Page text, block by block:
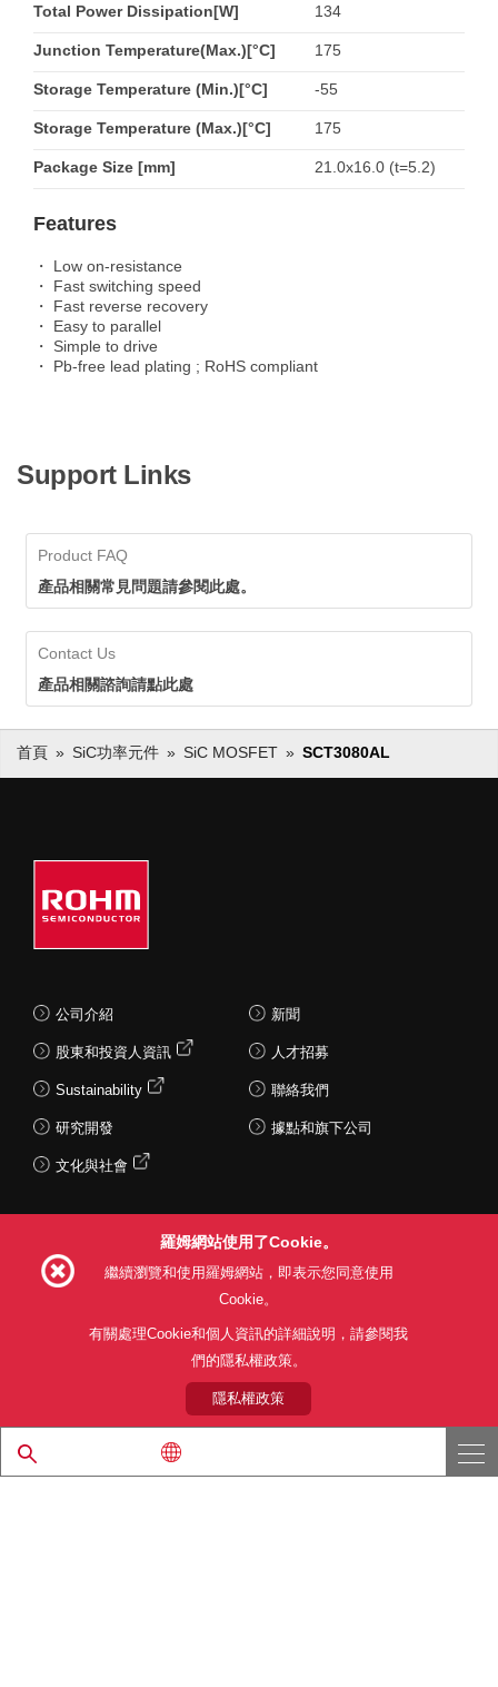
Total Power Dissipation[W] 134
Junction Temperature(Max.)[°C] 175
Storage Temperature (Min.)[°C] -55
Storage Temperature (Max.)[°C] 175
Package Size [mm] 21.0x16.0 (t=5.2)
Features
・ Low on-resistance
・ Fast switching speed
・ Fast reverse recovery
・ Easy to parallel
・ Simple to drive
・ Pb-free lead plating ; RoHS compliant
Support Links
Product FAQ
產品相關常見問題請參閱此處。
Contact Us
產品相關諮詢請點此處
首頁 SiC功率元件 SiC MOSFET SCT3080AL
公司介紹
股東和投資人資訊
Sustainability
研究開發
文化與社會
新聞
人才招募
聯絡我們
據點和旗下公司
利用目的 隱私權政策
關於本公司產品銷售之標準條款(PDF)
© 1997 - 2026 ROHM CO., LTD. ALL RIGHTS RESERVED.
羅姆網站使用了Cookie。
繼續瀏覽和使用羅姆網站，即表示您同意使用
Cookie。
有關處理Cookie和個人資訊的詳細說明，請參閱我
們的隱私權政策。
隱私權政策